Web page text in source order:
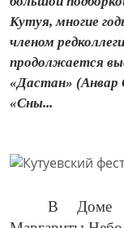
Кутуя, многие
членом
продолжается
«Дастан» (Анвар
«Сны...
В Доме